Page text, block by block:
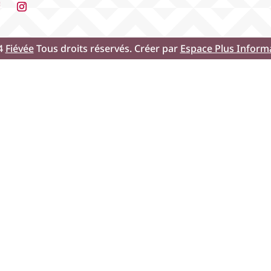
FiévéeTous droits réservés. Créer par Espace Plus